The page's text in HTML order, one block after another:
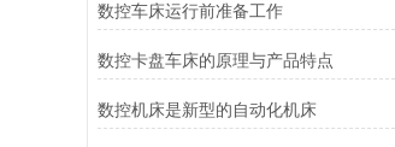
数控车床运行前准备工作
数控卡盘车床的原理与产品特点
数控机床是新型的自动化机床